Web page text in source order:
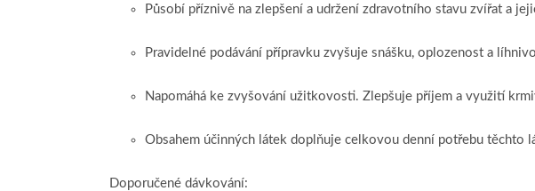
Působí příznivě na zlepšení a udržení zdravotního stavu zvířat a
Pravidelné podávání přípravku zvyšuje snášku, oplozenost a
Napomáhá ke zvyšování užitkovosti. Zlepšuje příjem a využití
Obsahem účinných látek doplňuje celkovou denní potřebu těchto
Doporučené dávkování: